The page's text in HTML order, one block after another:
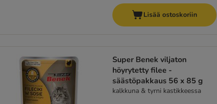
Lisää ostoskoriin
Super Benek viljaton
höyrytetty filee -
säästöpakkaus 56 x 85 g
kalkkuna & tyrni kastikkeessa